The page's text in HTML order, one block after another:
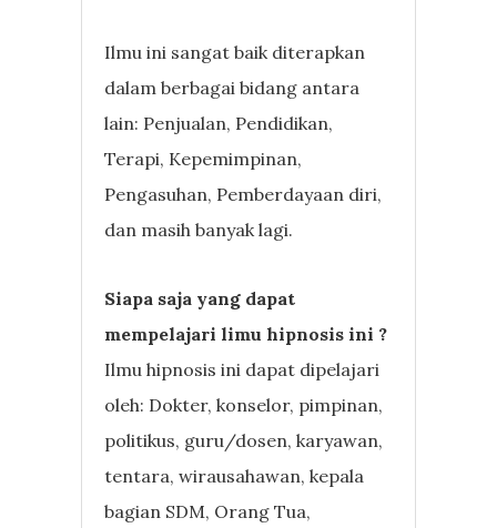
Ilmu ini sangat baik diterapkan
dalam berbagai bidang antara
lain: Penjualan, Pendidikan,
Terapi, Kepemimpinan,
Pengasuhan, Pemberdayaan diri,
dan masih banyak lagi.
Siapa saja yang dapat
mempelajari limu hipnosis ini ?
Ilmu hipnosis ini dapat dipelajari
oleh: Dokter, konselor, pimpinan,
politikus, guru/dosen, karyawan,
tentara, wirausahawan, kepala
bagian SDM, Orang Tua,